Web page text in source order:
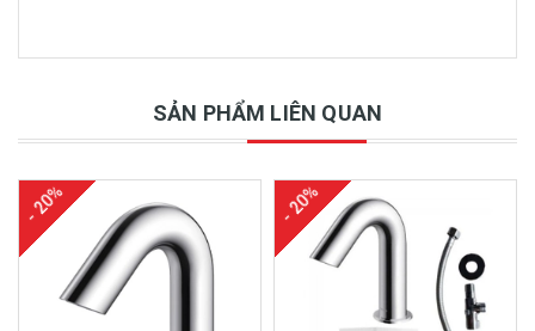
SẢN PHẨM LIÊN QUAN
- 20% - 20%